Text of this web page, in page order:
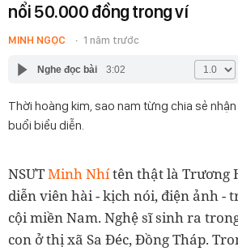
nổi 50.000 đồng trong ví
MINH NGỌC 1 năm trước
Nghe đọc bài 3:02
Thời hoàng kim, sao nam từng chia sẻ
buổi biểu diễn.
NSƯTMinh Nhítên thật là Trương
diễn viên hài - kịch nói, điện ảnh -
cội miền Nam. Nghệ sĩ sinh ra
con ở thị xã Sa Đéc, Đồng Tháp.